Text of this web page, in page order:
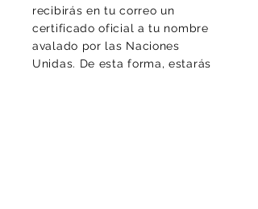
recibirás en tu correo un
certificado oficial a tu nombre
avalado por las Naciones
Unidas. De esta forma, estarás